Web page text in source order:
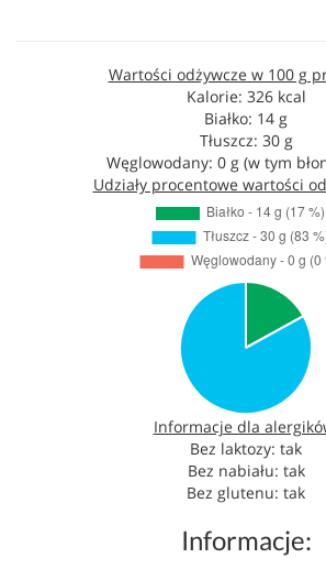
Wartości odżywcze w 100 g
Kalorie: 326 kcal
Białko: 14 g
Tłuszcz: 30 g
Węglowodany: 0 g (w tym
Udziały procentowe wartości
Informacje dla
Bez laktozy: tak
Bez nabiału: tak
Bez glutenu: tak
Informacje: